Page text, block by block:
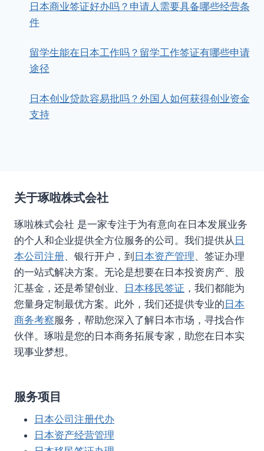
日本商业签证好办吗？申请人需要具备哪些经营条
件
留学生能在日本工作吗？留学工作签证有哪些申请
途径
日本创业贷款容易批吗？外国人如何获得创业资金
支持
关于琢啦株式会社
琢啦株式会社 是一家专注于为有意向在日本发展业务
的个人和企业提供全方位服务的公司。我们提供从 日
本公司注册、银行开户，到日本资产管理、签证办理
的一站式解决方案。无论是想要在日本投资房产、股
汇基金，还是希望创业、 日本移民签证 ，我们都能为
您量身定制最优方案。此外，我们还提供专业的日本
商务考察服务，帮助您深入了解日本市场，寻找合作
伙伴。琢啦是您的日本商务拓展专家，助您在日本实
现事业梦想。
服务项目
日本公司注册代办
日本资产经营管理